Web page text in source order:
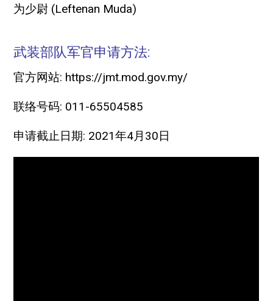
为少尉 (Leftenan Muda)
武装部队军官申请方法:
官方网站: https://jmt.mod.gov.my/
联络号码: 011-65504585
申请截止日期: 2021年4月30日